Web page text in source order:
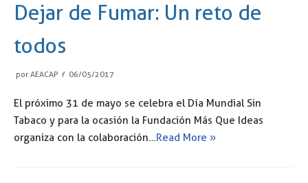
Dejar de Fumar: Un reto de
todos
por AEACAP 06/05/2017
El próximo 31 de mayo se celebra el Día Mundial Sin
Tabaco y para la ocasión la Fundación Más Que Ideas
organiza con la colaboración…Read More »